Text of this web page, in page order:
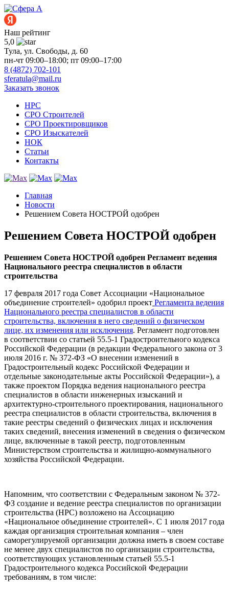
Наш рейтинг
5,0
Тула, ул. Свободы, д. 60
пн-чт 09:00–18:00; пт 09:00–17:00
8 (4872) 702-101
sferatula@mail.ru
Заказать звонок
НРС
СРО Строителей
СРО Проектировщиков
СРО Изыскателей
НОК
Статьи
Контакты
Главная
Новости
Решением Совета НОСТРОЙ одобрен
Решением Совета НОСТРОЙ одобрен
Решением Совета НОСТРОЙ одобрен Регламент ведения
Национального реестра специалистов в области
строительства
17 февраля 2017 года Совет Ассоциации «Национальное
объединение строителей» одобрил проект Регламента ведения
Национального реестра специалистов в области
строительства, включения в него сведений о физическом
лице, их изменения или исключения. Регламент подготовлен
в соответствии со статьей 55.5-1 Градостроительного кодекса
Российской Федерации (в редакции Федерального закона от 3
июля 2016 г. № 372-ФЗ «О внесении изменений в
Градостроительный кодекс Российской Федерации и
отдельные законодательные акты Российской Федерации»), а
также проектом Порядка ведения национального реестра
специалистов в области инженерных изысканий и
архитектурно-строительного проектирования, национального
реестра специалистов в области строительства, включения в
такие реестры сведений о физических лицах и исключения
таких сведений, внесения изменений в сведения о физическом
лице, включенные в такой реестр, подготовленным
Министерством строительства и жилищно-коммунального
хозяйства Российской Федерации.
Напомним, что соответствии с Федеральным законом № 372-
ФЗ создание и ведение реестра специалистов по организации
строительства (НРС) возложено на Ассоциацию
«Национальное объединение строителей». С 1 июля 2017 года
каждая организация строительная компания – член
саморегулируемой организации должна иметь в своем составе
не менее двух специалистов по организации строительства,
соответствующих установленным статьей 55.5-1
Градостроительного кодекса Российской Федерации
требованиям, в том числе: